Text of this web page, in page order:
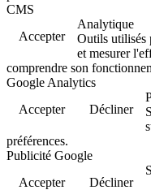
CMS
Accepter
Analytique
Outils utilisés
et mesurer
comprendre son
Google Analytics
Accepter
Décliner
préférences.
Publicité Google
Accepter
Décliner